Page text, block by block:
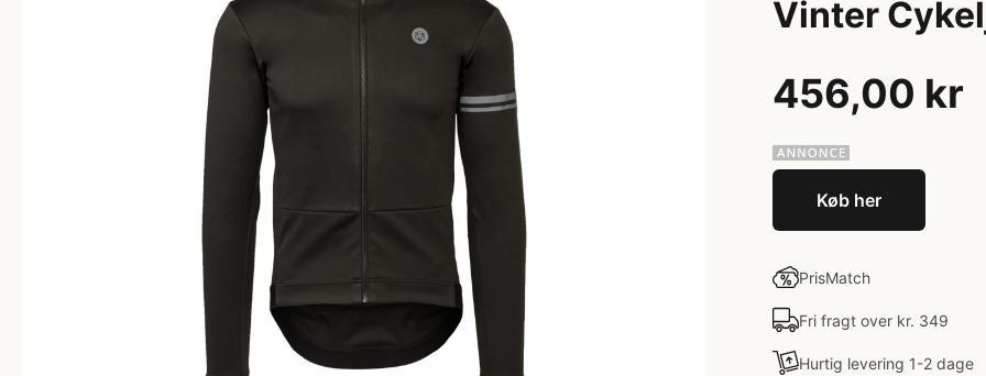
Vinter
456,00 kr
Køb her
PrisMatch
Fri fragt over kr. 349
Hurtig levering 1-2 dage